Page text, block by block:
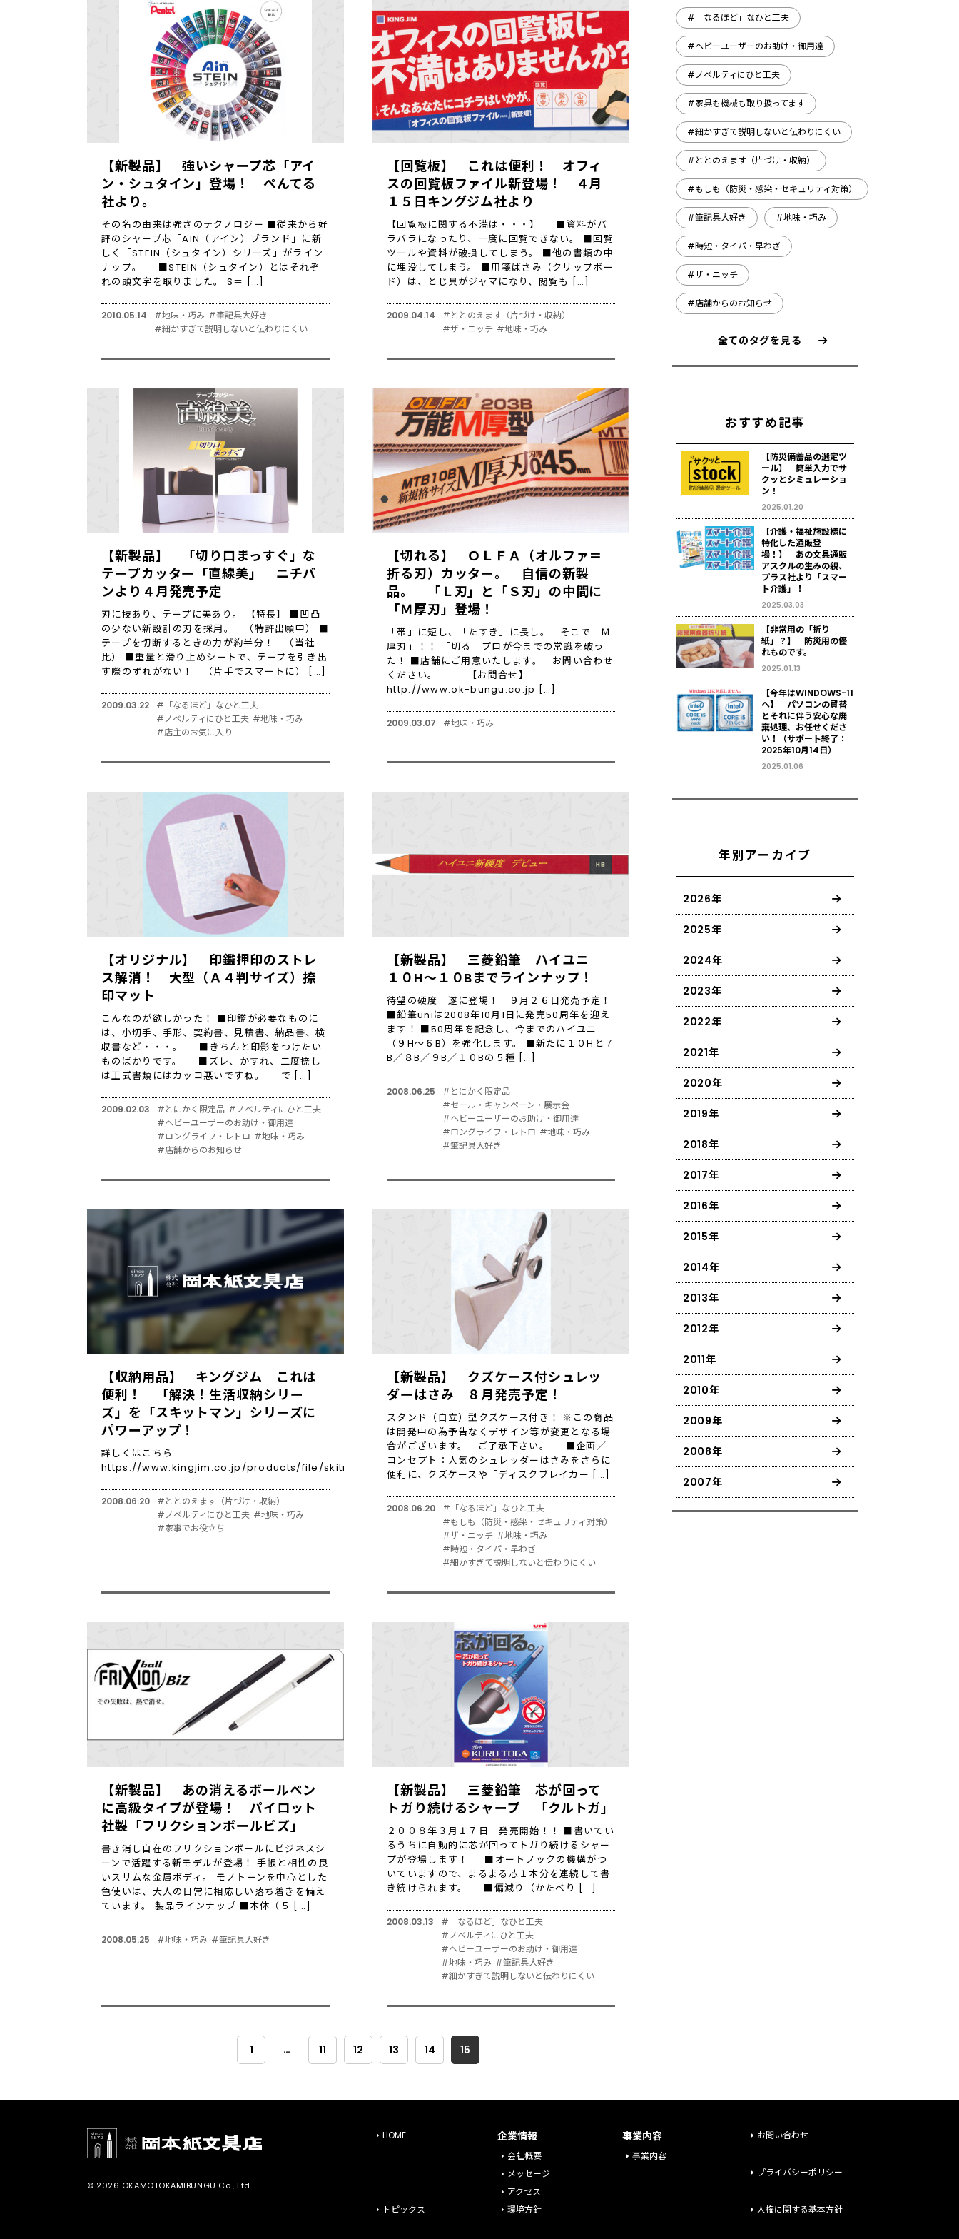
【新製品】 強いシャープ芯「アイ
ン・シュタイン」登場！ ぺんてる
社より。
その名の由来は強さのテクノロジー ■従来から好
評のシャープ芯「AIN（アイン）ブランド」に新
しく「STEIN（シュタイン）シリーズ」がライン
ナップ。 ■STEIN（シュタイン）とはそれぞ
れの頭文字を取りました。 S＝ […]
2010.05.14 #地味・巧み #筆記具大好き
#細かすぎて説明しないと伝わりにくい
【回覧板】 これは便利！ オフィ
スの回覧板ファイル新登場！ ４月
１５日キングジム社より
【回覧板に関する不満は・・・】 ■資料がバ
ラバラになったり、一度に回覧できない。 ■回覧
ツールや資料が破損してしまう。 ■他の書類の中
に埋没してしまう。 ■用箋ばさみ（クリップボー
ド）は、とじ具がジャマになり、閲覧も […]
2009.04.14
#ととのえます（片づけ・収納）
#ザ・ニッチ #地味・巧み
【新製品】 「切り口まっすぐ」な
テープカッター「直線美」 ニチバ
ンより４月発売予定
刃に技あり、テープに美あり。 【特長】 ■凹凸
の少ない新設計の刃を採用。 （特許出願中） ■
テープを切断するときの力が約半分！ （当社
比） ■重量と滑り止めシートで、テープを引き出
す際のずれがない！ （片手でスマートに） […]
2009.03.22
#「なるほど」なひと工夫
#ノベルティにひと工夫 #地味・巧み
#店主のお気に入り
【切れる】 ＯＬＦＡ（オルファ＝
折る刃）カッター。 自信の新製
品。 「Ｌ刃」と「Ｓ刃」の中間に
「Ｍ厚刃」登場！
「帯」に短し、「たすき」に長し。 そこで「Ｍ
厚刃」！！ 「切る」プロが今までの常識を破っ
た！ ■店舗にご用意いたします。 お問い合わせ
ください。 【お問合せ】
http://www.ok-bungu.co.jp […]
2009.03.07 #地味・巧み
【オリジナル】 印鑑押印のストレ
ス解消！ 大型（Ａ４判サイズ）捺
印マット
こんなのが欲しかった！ ■印鑑が必要なものに
は、小切手、手形、契約書、見積書、納品書、検
収書など・・・。 ■きちんと印影をつけたい
ものばかりです。 ■ズレ、かすれ、二度捺し
は正式書類にはカッコ悪いですね。 で […]
2009.02.03 #とにかく限定品 #ノベルティにひと工夫
#ヘビーユーザーのお助け・御用達
#ロングライフ・レトロ #地味・巧み
#店舗からのお知らせ
【新製品】 三菱鉛筆 ハイユニ
１０H～１０Bまでラインナップ！
待望の硬度 遂に登場！ ９月２６日発売予定！
■鉛筆uniは2008年10月1日に発売50周年を迎え
ます！ ■50周年を記念し、今までのハイユニ
（９H～６B）を強化します。 ■新たに１０Hと７
B／８B／９B／１０Bの５種 […]
2008.06.25
#とにかく限定品
#セール・キャンペーン・展示会
#ヘビーユーザーのお助け・御用達
#ロングライフ・レトロ #地味・巧み
#筆記具大好き
【収納用品】 キングジム これは
便利！ 「解決！生活収納シリー
ズ」を「スキットマン」シリーズに
パワーアップ！
詳しくはこちら
https://www.kingjim.co.jp/products/file/skitman/index.html
2008.06.20
#ととのえます（片づけ・収納）
#ノベルティにひと工夫 #地味・巧み
#家事でお役立ち
【新製品】 クズケース付シュレッ
ダーはさみ ８月発売予定！
スタンド（自立）型クズケース付き！ ※この商品
は開発中の為予告なくデザイン等が変更となる場
合がございます。 ご了承下さい。 ■企画／
コンセプト：人気のシュレッダーはさみをさらに
便利に、クズケースや「ディスクブレイカー […]
2008.06.20
#「なるほど」なひと工夫
#もしも（防災・感染・セキュリティ対策）
#ザ・ニッチ #地味・巧み
#時短・タイパ・早わざ
#細かすぎて説明しないと伝わりにくい
【新製品】 あの消えるボールペン
に高級タイプが登場！ パイロット
社製「フリクションボールビズ」
書き消し自在のフリクションボールにビジネスシ
ーンで活躍する新モデルが登場！ 手帳と相性の良
いスリムな金属ボディ。 モノトーンを中心とした
色使いは、大人の日常に相応しい落ち着きを備え
ています。 製品ラインナップ ■本体（５ […]
2008.05.25 #地味・巧み #筆記具大好き
【新製品】 三菱鉛筆 芯が回って
トガり続けるシャープ 「クルトガ」
２００８年３月１７日 発売開始！！ ■書いてい
るうちに自動的に芯が回ってトガり続けるシャー
プが登場します！ ■オートノックの機構がつ
いていますので、まるまる芯１本分を連続して書
き続けられます。 ■偏減り（かたべり […]
2008.03.13
#「なるほど」なひと工夫
#ノベルティにひと工夫
#ヘビーユーザーのお助け・御用達
#地味・巧み #筆記具大好き
#細かすぎて説明しないと伝わりにくい
1 … 11 12 13 14 15
#「なるほど」なひと工夫
#ヘビーユーザーのお助け・御用達
#ノベルティにひと工夫
#家具も機械も取り扱ってます
#細かすぎて説明しないと伝わりにくい
#ととのえます（片づけ・収納）
#もしも（防災・感染・セキュリティ対策）
#筆記具大好き #地味・巧み
#時短・タイパ・早わざ
#ザ・ニッチ
#店舗からのお知らせ
全てのタグを見る
おすすめ記事
【防災備蓄品の選定ツ
ール】 簡単入力でサ
クッとシミュレーショ
ン！
2025.01.20
【介護・福祉施設様に
特化した通販登
場！】 あの文具通販
アスクルの生みの親、
プラス社より「スマー
ト介護」！
2025.03.03
【非常用の「折り
紙」？】 防災用の優
れものです。
2025.01.13
【今年はWINDOWS-11
へ】 パソコンの買替
とそれに伴う安心な廃
棄処理、お任せくださ
い！（サポート終了：
2025年10月14日）
2025.01.06
年別アーカイブ
2026年
2025年
2024年
2023年
2022年
2021年
2020年
2019年
2018年
2017年
2016年
2015年
2014年
2013年
2012年
2011年
2010年
2009年
2008年
2007年
© 2026 OKAMOTOKAMIBUNGU Co., Ltd.
HOME
トピックス
企業情報
会社概要
メッセージ
アクセス
環境方針
事業内容
事業内容
お問い合わせ
プライバシーポリシー
人権に関する基本方針